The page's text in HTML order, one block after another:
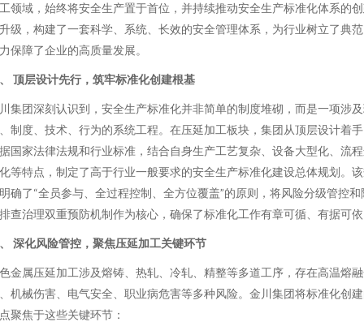
领域，始终将安全生产置于首位，并持续推动安全生产标准化体系的
级，构建了一套科学、系统、长效的安全管理体系，为行业树立了典
保障了企业的高质量发展。
顶层设计先行，筑牢标准化创建根基
集团深刻认识到，安全生产标准化并非简单的制度堆砌，而是一项涉
制度、技术、行为的系统工程。在压延加工板块，集团从顶层设计着
国家法律法规和行业标准，结合自身生产工艺复杂、设备大型化、流
等特点，制定了高于行业一般要求的安全生产标准化建设总体规划。
确了“全员参与、全过程控制、全方位覆盖”的原则，将风险分级管控和
查治理双重预防机制作为核心，确保了标准化工作有章可循、有据可
深化风险管控，聚焦压延加工关键环节
金属压延加工涉及熔铸、热轧、冷轧、精整等多道工序，存在高温熔
机械伤害、电气安全、职业病危害等多种风险。金川集团将标准化创
聚焦于这些关键环节：